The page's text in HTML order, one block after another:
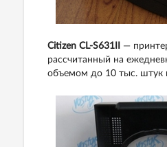
Citizen CL-S631II
—
рассчитанный на
объемом до 10 тыс. штук